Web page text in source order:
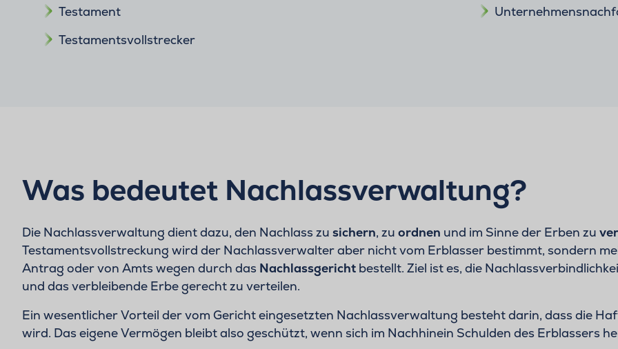
Testament
Testamentsvollstrecker
Was bedeutet Nachlassverwaltung?
Die Nachlassverwaltung dient dazu, den Nachlass zu sichern, zu ordnen und im Sinne der Erben zu
Testamentsvollstreckung wird der Nachlassverwalter aber nicht vom Erblasser bestimmt, sondern
Antrag oder von Amts wegen durch das Nachlassgericht bestellt. Ziel ist es, die
und das verbleibende Erbe gerecht zu verteilen.
Ein wesentlicher Vorteil der vom Gericht eingesetzten Nachlassverwaltung besteht darin, dass die
wird. Das eigene Vermögen bleibt also geschützt, wenn sich im Nachhinein Schulden des Erblassers